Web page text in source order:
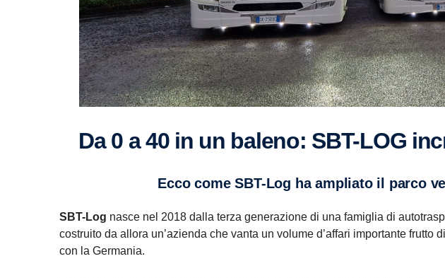
Da 0 a 40 in un baleno: SBT-LOG
Ecco come SBT-Log ha ampliato il parco
SBT-Log nasce nel 2018 dalla terza generazione di una famiglia di
costruito da allora un’azienda che vanta un volume d’affari importante frutto
con la Germania.